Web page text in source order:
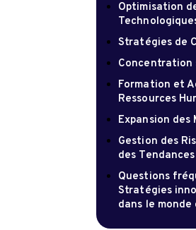
Optimisation
Stratégies de
Concentration
Formation et
Ressources
Expansion
Gestion des
des Tendances
Questions
Stratégies
dans le